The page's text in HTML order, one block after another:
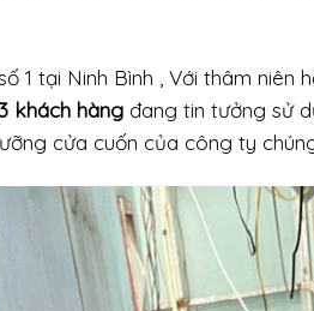
1 tại Ninh Bình , Với thâm niên
khách hàng đang tin tưởng sử
cửa cuốn của công ty